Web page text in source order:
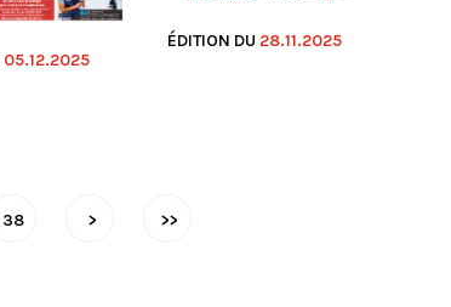
05.12.2025
ÉDITION DU 28.11.2025
38 > >>